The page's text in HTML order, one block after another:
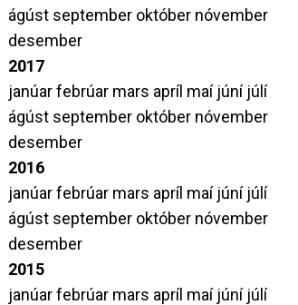
ágúst september október nóvember
desember
2017
janúarfebrúar mars apríl maí júní júlí
ágúst september október nóvember
desember
2016
janúarfebrúar mars apríl maí júní júlí
ágúst september október nóvember
desember
2015
janúarfebrúar mars apríl maí júní júlí